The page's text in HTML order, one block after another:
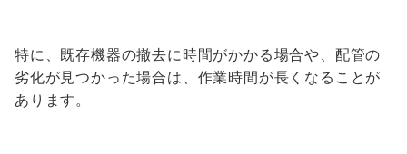
特に、既存機器の撤去に時間がかかる場合や、配管の
劣化が見つかった場合は、作業時間が長くなることが
あります。